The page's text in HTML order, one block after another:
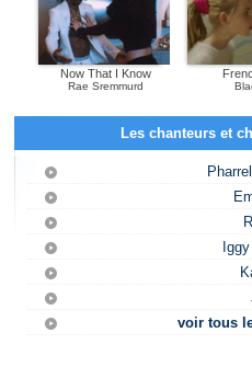
Now That I Know
Rae Sremmurd
Les chanteurs et
voir tous